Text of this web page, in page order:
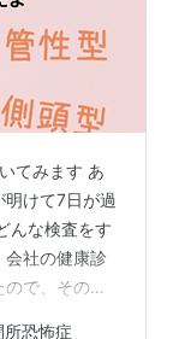
てみます あ
けて7日が過
んな検査をす
会社の健康診
で、その体
所恐怖症